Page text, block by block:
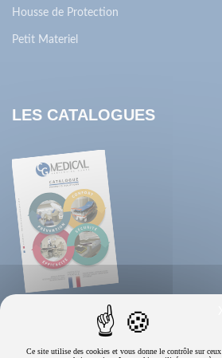
Housse de Protection
Petit Materiel
LES CATALOGUES
Ce site utilise des cookies et vous donne le contrôle sur ceux